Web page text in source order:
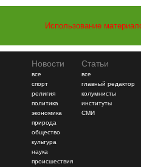
Использование
Новости
все
спорт
религия
политика
экономика
природа
общество
культура
наука
происшествия
Статьи
все
главный редактор
колумнисты
институты
СМИ